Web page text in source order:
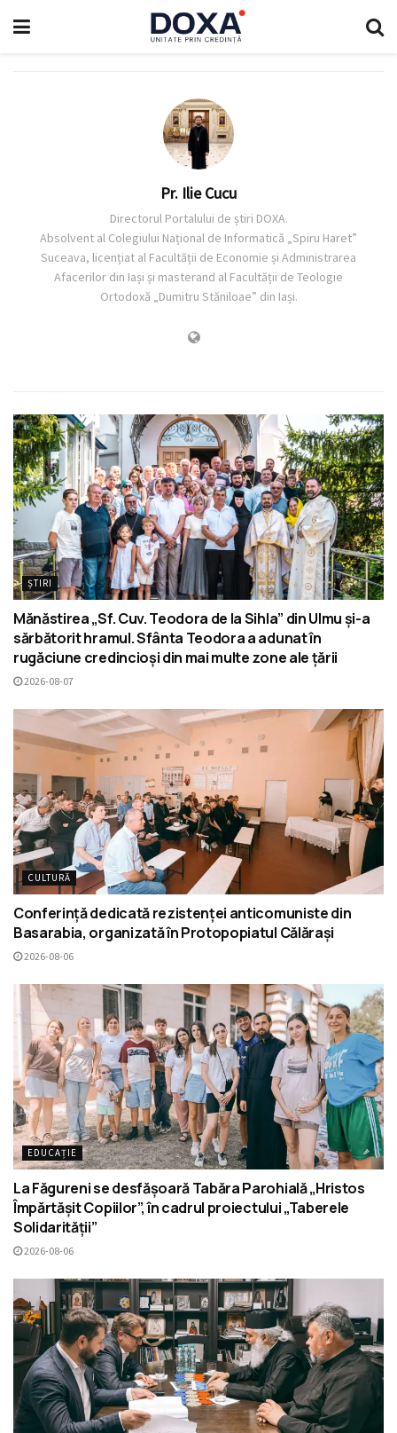
Pr. Ilie Cucu
Directorul Portalului de știri DOXA.
Absolvent al Colegiului Național de Informatică „Spiru Haret”
Suceava, licențiat al Facultății de Economie și Administrarea
Afacerilor din Iași și masterand al Facultății de Teologie
Ortodoxă „Dumitru Stăniloae” din Iași.
ȘTIRI
Mănăstirea „Sf. Cuv. Teodora de la Sihla” din Ulmu și-a
sărbătorit hramul. Sfânta Teodora a adunat în
rugăciune credincioși din mai multe zone ale țării
2026-08-07
CULTURĂ
Conferință dedicată rezistenței anticomuniste din
Basarabia, organizată în Protopopiatul Călărași
2026-08-06
EDUCAȚIE
La Făgureni se desfășoară Tabăra Parohială „Hristos
Împărtășit Copiilor”, în cadrul proiectului „Taberele
Solidarității”
2026-08-06